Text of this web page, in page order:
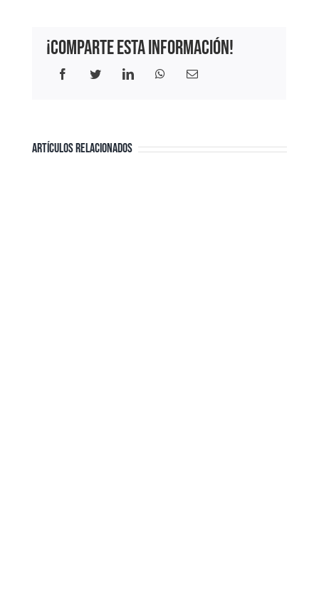
¡Comparte esta información!
FacebookTwitterLinkedInWhatsAppCorreo
ARTÍCULOS RELACIONADOS